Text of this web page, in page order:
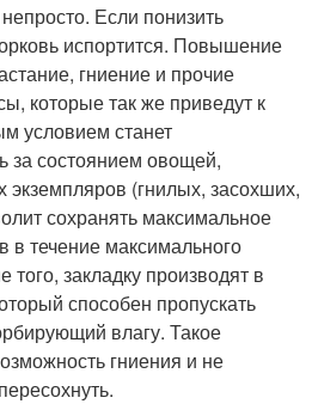
Если понизить
испортится. Повышение
гниение и прочие
которые так же приведут к
условием станет
за состоянием овощей,
(гнилых, засохших,
сохранять максимальное
в течение максимального
закладку производят в
способен пропускать
влагу. Такое
гниения и не